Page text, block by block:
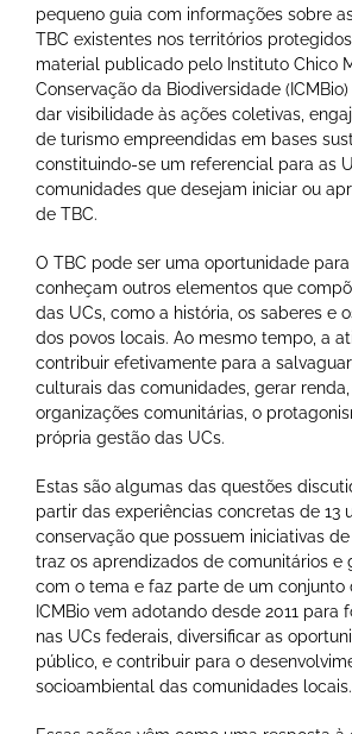
pequeno guia com informações sobre
TBC existentes nos territórios
material publicado pelo Instituto Chico
Conservação da Biodiversidade
dar visibilidade às ações coletivas,
de turismo empreendidas em bases
constituindo-se um referencial para as
comunidades que desejam iniciar ou
de TBC.
O TBC pode ser uma oportunidade
conheçam outros elementos que
das UCs, como a história, os saberes e
dos povos locais. Ao mesmo tempo, a
contribuir efetivamente para a
culturais das comunidades, gerar
organizações comunitárias, o
própria gestão das UCs.
Estas são algumas das questões
partir das experiências concretas de 13
conservação que possuem iniciativas de
traz os aprendizados de comunitários e
com o tema e faz parte de um conjunto
ICMBio vem adotando desde 2011 para
nas UCs federais, diversificar as
público, e contribuir para o
socioambiental das comunidades locais.